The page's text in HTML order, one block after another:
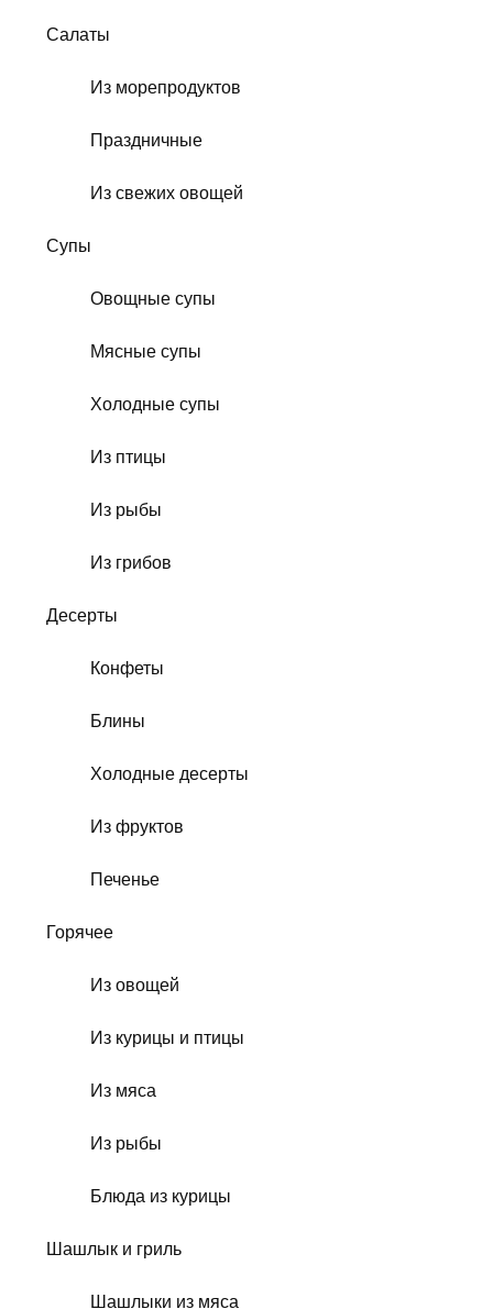
Салаты
Из морепродуктов
Праздничные
Из свежих овощей
Супы
Овощные супы
Мясные супы
Холодные супы
Из птицы
Из рыбы
Из грибов
Десерты
Конфеты
Блины
Холодные десерты
Из фруктов
Печенье
Горячее
Из овощей
Из курицы и птицы
Из мяса
Из рыбы
Блюда из курицы
Шашлык и гриль
Шашлыки из мяса